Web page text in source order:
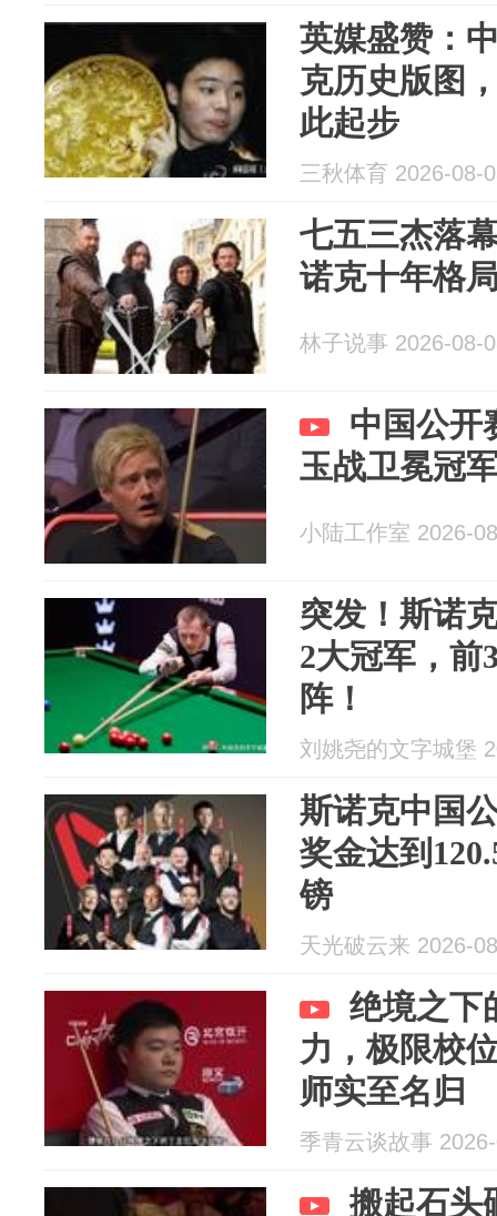
英媒盛赞：
克历史版图
此起步
三秋体育 2026-08-
七五三杰落
诺克十年格
林子说事 2026-08-
中国公开
玉战卫冕冠
小陆工作室 2026-
突发！斯诺
2大冠军，前
阵！
刘姚尧的文字城堡
斯诺克中国
奖金达到
镑
天光破云来 2026-
绝境之下
力，极限校
师实至名归
季青云谈故事
搬起石头